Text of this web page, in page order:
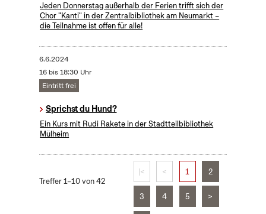
Jeden Donnerstag außerhalb der Ferien trifft sich der
Chor "Kanti" in der Zentralbibliothek am Neumarkt –
die Teilnahme ist offen für alle!
6.6.2024
16 bis 18:30 Uhr
Eintritt frei
Sprichst du Hund?
Ein Kurs mit Rudi Rakete in der Stadtteilbibliothek
Mülheim
Treffer 1–10 von 42
|< < 1 2
3 4 5 >